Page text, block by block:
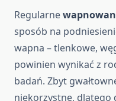
Regularne
sposób na
wapna – tlenkowe,
powinien wynikać z
badań. Zbyt
niekorzystne, dlatego